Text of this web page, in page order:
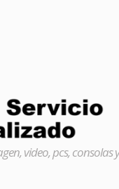
video, pcs, consolas y